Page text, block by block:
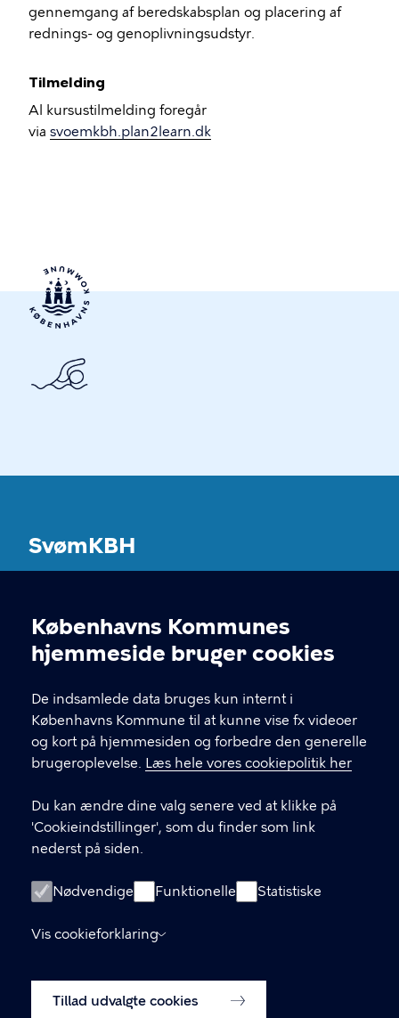
Cookieindstillinger
Københavns Kommunes
hjemmeside bruger cookies
De indsamlede data bruges kun internt i
Københavns Kommune til at kunne vise fx videoer
og kort på hjemmesiden og forbedre den generelle
brugeroplevelse. Læs hele vores cookiepolitik her
Du kan ændre dine valg senere ved at klikke på
'Cookieindstillinger', som du finder som link
nederst på siden.
Nødvendige Funktionelle Statistiske
Vis cookieforklaring
Tillad udvalgte cookies
gennemgang af beredskabsplan og placering af
rednings- og genoplivningsudstyr.
Tilmelding
Al kursustilmelding foregår
via svoemkbh.plan2learn.dk
SvømKBH
KONTAKT
1602 København V
LINKS
Kontakt og FAQ
Ordensregler
Handelsbetingelser for billetkøb
Tilgængelighedserklæring
Cookiepolitik